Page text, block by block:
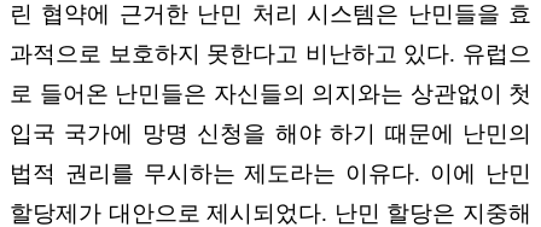
린 협약에 근거한 난민 처리 시스템은 난민들을 효
과적으로 보호하지 못한다고 비난하고 있다. 유럽으
로 들어온 난민들은 자신들의 의지와는 상관없이 첫
입국 국가에 망명 신청을 해야 하기 때문에 난민의
법적 권리를 무시하는 제도라는 이유다. 이에 난민
할당제가 대안으로 제시되었다. 난민 할당은 지중해